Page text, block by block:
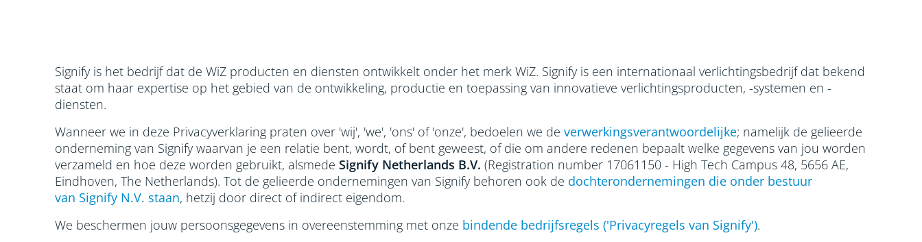
Signify is het bedrijf dat de WiZ producten en diensten ontwikkelt onder het merk WiZ. Signify is een internationaal verlichtingsbedrijf dat bekend
staat om haar expertise op het gebied van de ontwikkeling, productie en toepassing van innovatieve verlichtingsproducten, -systemen en -
diensten.
Wanneer we in deze Privacyverklaring praten over 'wij', 'we', 'ons' of 'onze', bedoelen we de verwerkingsverantwoordelijke; namelijk de gelieerde
onderneming van Signify waarvan je een relatie bent, wordt, of bent geweest, of die om andere redenen bepaalt welke gegevens van jou worden
verzameld en hoe deze worden gebruikt, alsmede Signify Netherlands B.V. (Registration number 17061150 - High Tech Campus 48, 5656 AE,
Eindhoven, The Netherlands). Tot de gelieerde ondernemingen van Signify behoren ook de dochterondernemingen die onder bestuur
van Signify N.V. staan, hetzij door direct of indirect eigendom.
We beschermen jouw persoonsgegevens in overeenstemming met onze bindende bedrijfsregels ('Privacyregels van Signify').